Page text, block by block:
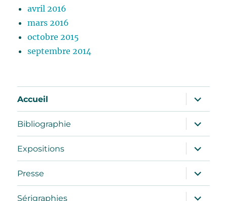
avril 2016
mars 2016
octobre 2015
septembre 2014
Accueil
ouvrir
le
sous-
menu
Bibliographie
ouvrir
le
sous-
menu
Expositions
ouvrir
le
sous-
menu
Presse
ouvrir
le
sous-
menu
Sérigraphies
ouvrir